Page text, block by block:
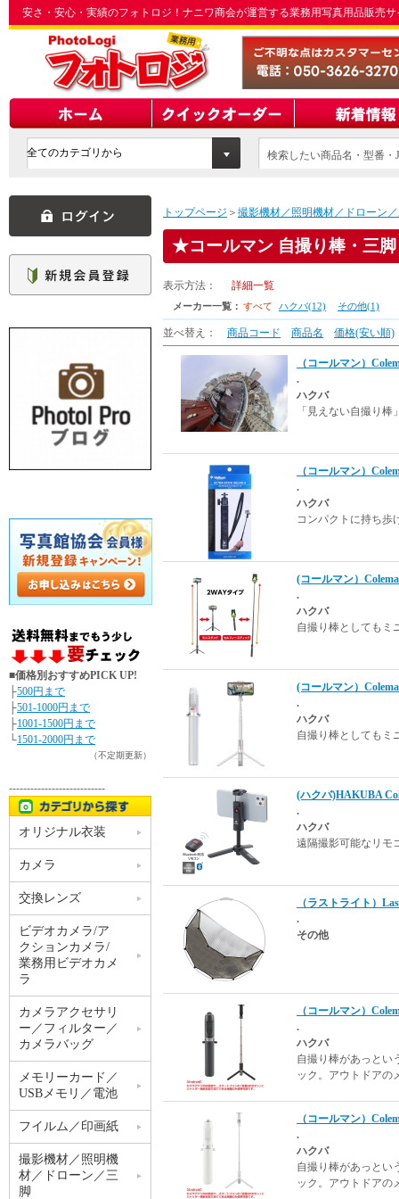
安さ・安心・実績のフォトロジ！ナニワ商会が運営する業務用写真用品販売
検索したい商品名・型番
トップページ ＞ 撮影機材／照明機材／ドローン
コールマン 自撮り棒・三脚
表示方法： 詳細一覧
メーカー一覧： すべて ハクバ(12) その他(1)
並べ替え： 商品コード 商品名 価格(安い順)
（コールマン）
.
ハクバ
「見えない自撮り
（コールマン）
.
ハクバ
コンパクトに持ち歩
(コールマン）
.
ハクバ
自撮り棒としてもミ
(コールマン）
.
ハクバ
自撮り棒としてもミ
(ハクバ)HAKUBA
.
ハクバ
遠隔撮影可能なリモ
（ラストライト）
.
その他
（コールマン）
.
ハクバ
自撮り棒があっとい
ック。アウトドアの
（コールマン）
.
ハクバ
自撮り棒があっとい
ック。アウトドアの
■価格別おすすめPICK UP!
├500円まで
├501-1000円まで
├1001-1500円まで
└1501-2000円まで
（不定期更新）
---------------------------
オリジナル衣装
カメラ
交換レンズ
ビデオカメラ/ア
クションカメラ/
業務用ビデオカメ
ラ
カメラアクセサリ
ー／フィルター／
カメラバッグ
メモリーカード／
USBメモリ／電池
フイルム／印画紙
撮影機材／照明機
材／ドローン／三
脚